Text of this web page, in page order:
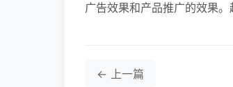
广告效果和产品推广的效果
← 上一篇